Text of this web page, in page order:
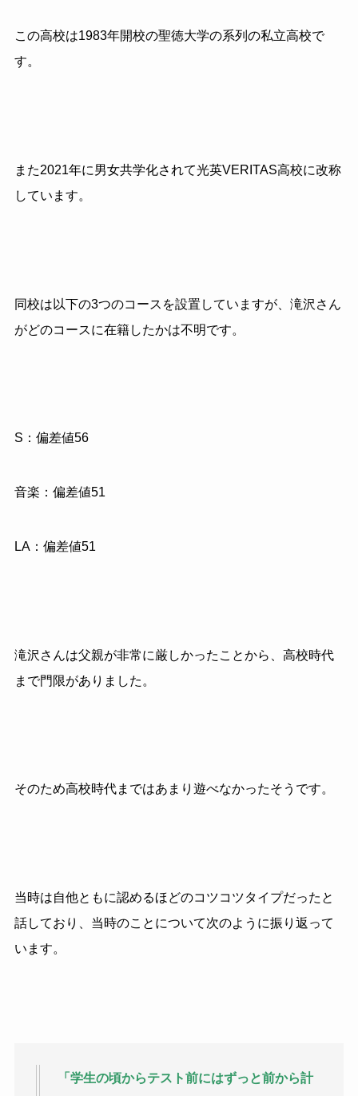
この高校は1983年開校の聖徳大学の系列の私立高校で
す。
また2021年に男女共学化されて光英VERITAS高校に改称
しています。
同校は以下の3つのコースを設置していますが、滝沢さん
がどのコースに在籍したかは不明です。
S：偏差値56
音楽：偏差値51
LA：偏差値51
滝沢さんは父親が非常に厳しかったことから、高校時代
まで門限がありました。
そのため高校時代まではあまり遊べなかったそうです。
当時は自他ともに認めるほどのコツコツタイプだったと
話しており、当時のことについて次のように振り返って
います。
「学生の頃からテスト前にはずっと前から計